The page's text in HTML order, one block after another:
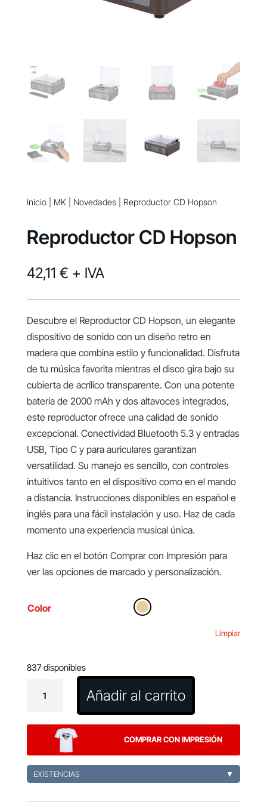
Inicio| MK| Novedades| Reproductor CD Hopson
Reproductor CD Hopson
42,11 € + IVA
Descubre el Reproductor CD Hopson, un elegante
dispositivo de sonido con un diseño retro en
madera que combina estilo y funcionalidad. Disfruta
de tu música favorita mientras el disco gira bajo su
cubierta de acrílico transparente. Con una potente
batería de 2000 mAh y dos altavoces integrados,
este reproductor ofrece una calidad de sonido
excepcional. Conectividad Bluetooth 5.3 y entradas
USB, Tipo C y para auriculares garantizan
versatilidad. Su manejo es sencillo, con controles
intuitivos tanto en el dispositivo como en el mando
a distancia. Instrucciones disponibles en español e
inglés para una fácil instalación y uso. Haz de cada
momento una experiencia musical única.
Haz clic en el botón Comprar con Impresión para
ver las opciones de marcado y personalización.
Color
Limpiar
837 disponibles
cantidad
Añadir al carrito
COMPRAR CON IMPRESIÓN
EXISTENCIAS ▼